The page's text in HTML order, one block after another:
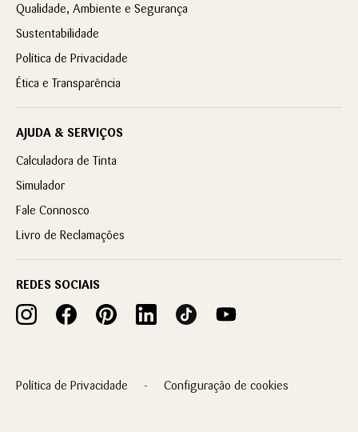
Qualidade, Ambiente e Segurança
Sustentabilidade
Política de Privacidade
Ética e Transparência
AJUDA & SERVIÇOS
Calculadora de Tinta
Simulador
Fale Connosco
Livro de Reclamações
REDES SOCIAIS
Política de Privacidade Configuração de cookies